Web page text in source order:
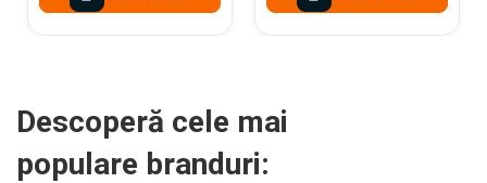
Descoperă cele mai
populare branduri: